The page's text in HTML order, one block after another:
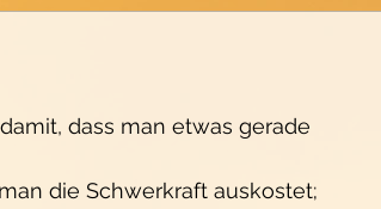
dass man etwas gerade
die Schwerkraft auskostet;